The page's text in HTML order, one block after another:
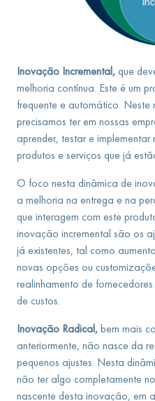
Inovação Incremental, que
melhoria contínua. Este é um
frequente e automático.
precisamos ter em nossas
aprender, testar e implementar
produtos e serviços que já
O foco nesta dinâmica de
a melhoria na entrega e na
que interagem com este
inovação incremental são os
já existentes, tal como
novas opções ou
realinhamento de
de custos.
Inovação Radical, bem mais
anteriormente, não nasce da
pequenos ajustes. Nesta
não ter algo completamente
nascente desta inovação, em